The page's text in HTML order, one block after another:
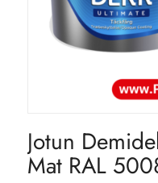
Jotun
Mat RAL